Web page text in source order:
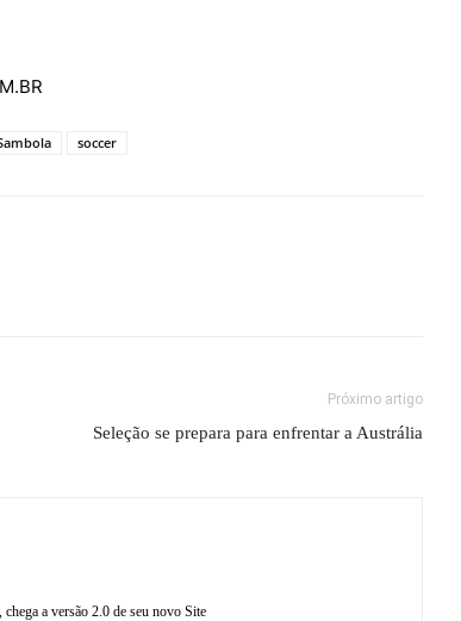
soccer
Próximo artigo
Seleção se prepara para enfrentar a Austrália
a versão 2.0 de seu novo Site